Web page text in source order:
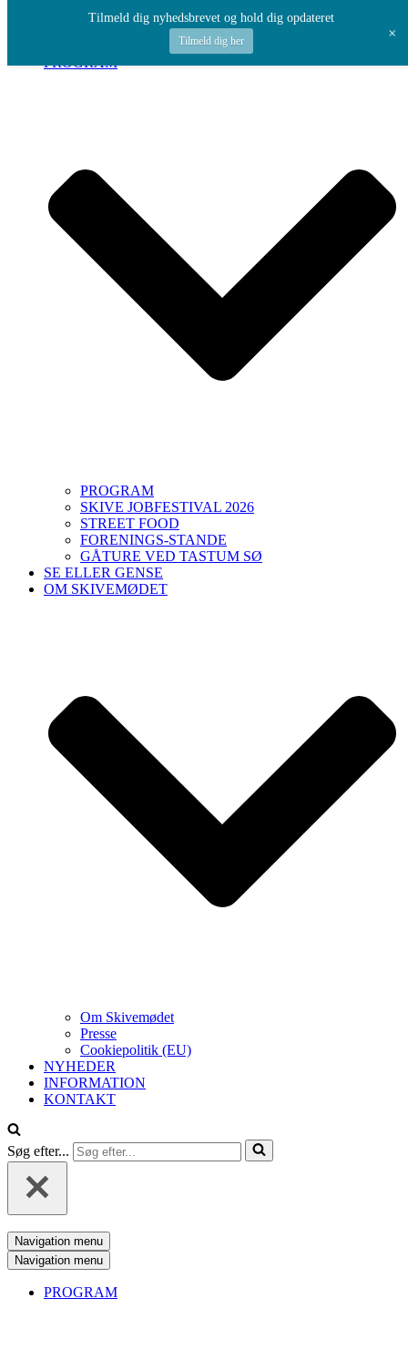
Spring til indhold
PROGRAM
PROGRAM
SKIVE JOBFESTIVAL 2026
STREET FOOD
FORENINGS-STANDE
GÅTURE VED TASTUM SØ
SE ELLER GENSE
OM SKIVEMØDET
Om Skivemødet
Presse
Cookiepolitik (EU)
NYHEDER
INFORMATION
KONTAKT
Søg efter...
Navigation menu
Navigation menu
PROGRAM
Tilmeld dig nyhedsbrevet og hold dig opdateret
Tilmeld dig her +